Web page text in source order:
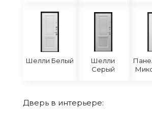
Шелли Белый
Шелли
Серый
Дверь в интерьере: